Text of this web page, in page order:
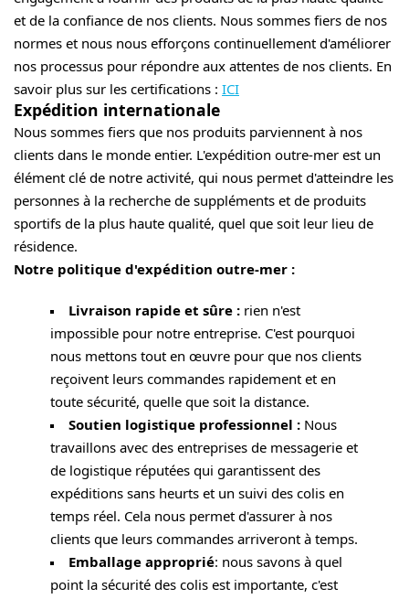
et de la confiance de nos clients. Nous sommes fiers de nos
normes et nous nous efforçons continuellement d'améliorer
nos processus pour répondre aux attentes de nos clients. En
savoir plus sur les certifications : ICI
Expédition internationale
Nous sommes fiers que nos produits parviennent à nos
clients dans le monde entier. L'expédition outre-mer est un
élément clé de notre activité, qui nous permet d'atteindre les
personnes à la recherche de suppléments et de produits
sportifs de la plus haute qualité, quel que soit leur lieu de
résidence.
Notre politique d'expédition outre-mer :
Livraison rapide et sûre : rien n'est
impossible pour notre entreprise. C'est pourquoi
nous mettons tout en œuvre pour que nos clients
reçoivent leurs commandes rapidement et en
toute sécurité, quelle que soit la distance.
Soutien logistique professionnel : Nous
travaillons avec des entreprises de messagerie et
de logistique réputées qui garantissent des
expéditions sans heurts et un suivi des colis en
temps réel. Cela nous permet d'assurer à nos
clients que leurs commandes arriveront à temps.
Emballage approprié: nous savons à quel
point la sécurité des colis est importante, c'est